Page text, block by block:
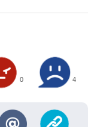
0 4